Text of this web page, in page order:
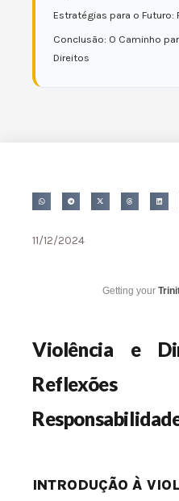
Estratégias para o Futuro:
Conclusão: O Caminho
Direitos
11/12/2024
Getting your
Violência e
INTRODUÇÃO À